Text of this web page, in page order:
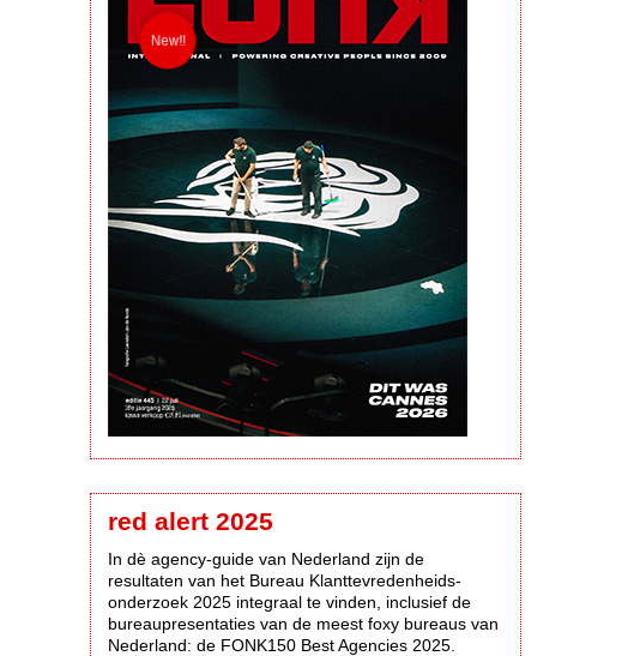
red alert 2025
In dè agency-guide van Nederland zijn de
resultaten van het Bureau Klanttevredenheids-
onderzoek 2025 integraal te vinden, inclusief de
bureaupresentaties van de meest foxy bureaus van
Nederland: de FONK150 Best Agencies 2025.